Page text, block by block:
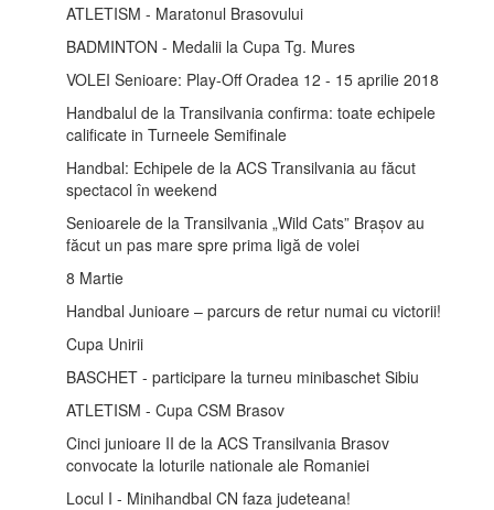
ATLETISM - Maratonul Brasovului
BADMINTON - Medalii la Cupa Tg. Mures
VOLEI Senioare: Play-Off Oradea 12 - 15 aprilie 2018
Handbalul de la Transilvania confirma: toate echipele
calificate in Turneele Semifinale
Handbal: Echipele de la ACS Transilvania au făcut
spectacol în weekend
Senioarele de la Transilvania „Wild Cats” Brașov au
făcut un pas mare spre prima ligă de volei
8 Martie
Handbal Junioare – parcurs de retur numai cu victorii!
Cupa Unirii
BASCHET - participare la turneu minibaschet Sibiu
ATLETISM - Cupa CSM Brasov
Cinci junioare II de la ACS Transilvania Brasov
convocate la loturile nationale ale Romaniei
Locul I - Minihandbal CN faza judeteana!